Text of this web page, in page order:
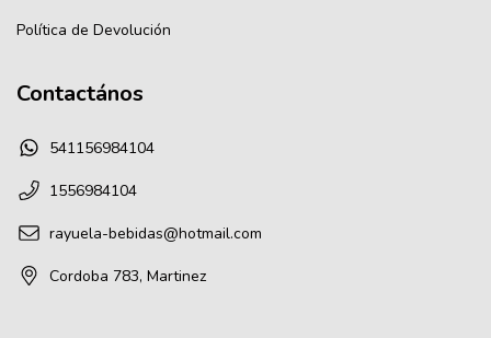
Política de Devolución
Contactános
541156984104
1556984104
rayuela-bebidas@hotmail.com
Cordoba 783, Martinez